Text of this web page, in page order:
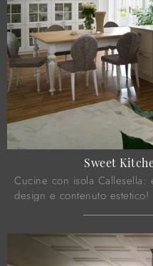
Sweet
Cucine con isola
design e contenuto